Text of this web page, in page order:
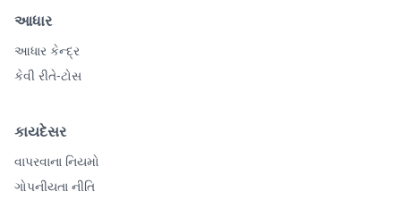
આધાર
આધાર કેન્દ્ર
કેવી રીતે-ટોસ
કાયદેસર
વાપરવાના નિયમો
ગોપનીયતા નીતિ